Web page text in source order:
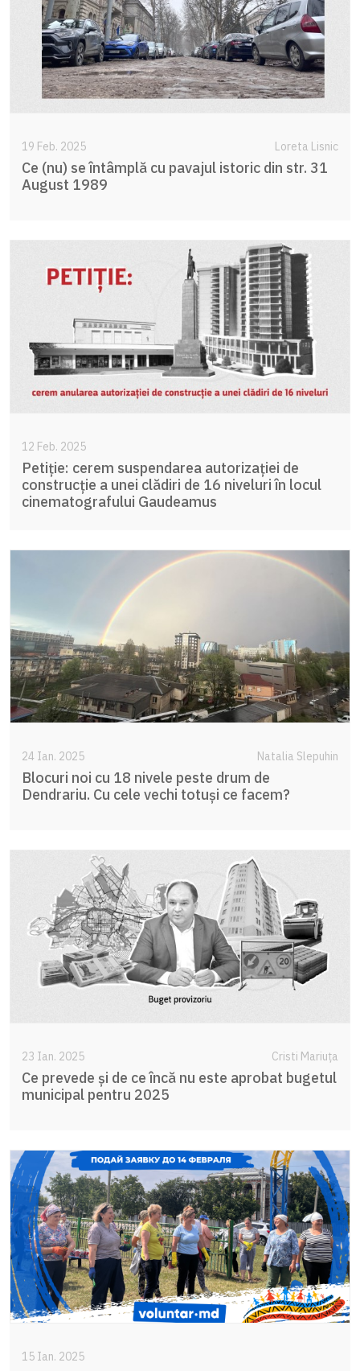
19 Feb. 2025 Loreta Lisnic
Ce (nu) se întâmplă cu pavajul istoric din str. 31
August 1989
12 Feb. 2025
Petiție: cerem suspendarea autorizației de
construcție a unei clădiri de 16 niveluri în locul
cinematografului Gaudeamus
24 Ian. 2025 Natalia Slepuhin
Blocuri noi cu 18 nivele peste drum de
Dendrariu. Cu cele vechi totuși ce facem?
23 Ian. 2025 Cristi Mariuța
Ce prevede și de ce încă nu este aprobat bugetul
municipal pentru 2025
15 Ian. 2025